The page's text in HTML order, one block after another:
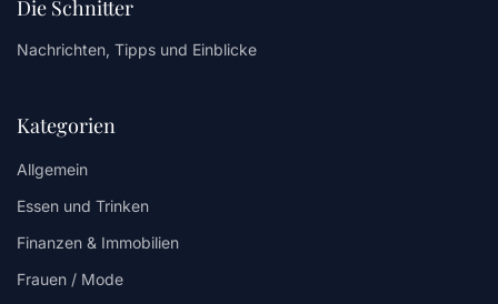
Die Schnitter
Nachrichten, Tipps und Einblicke
Kategorien
Allgemein
Essen und Trinken
Finanzen & Immobilien
Frauen / Mode